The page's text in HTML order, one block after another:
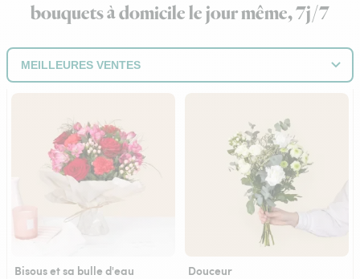
bouquets à domicile le jour même, 7j/7
Bisous et sa bulle d'eau Douceur